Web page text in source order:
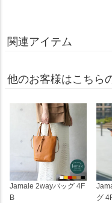
関連アイテム
他のお客様はこちら
Jamale 2wayバッグ 4F
B
グ